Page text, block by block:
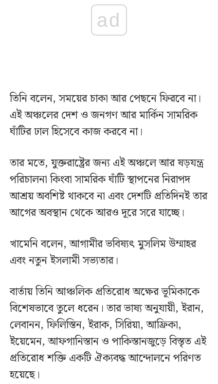
ad
তিনি বলেন, সময়ের চাকা আর পেছনে ফিরবে না।
এই অঞ্চলের দেশ ও জনগণ আর মার্কিন সামরিক
ঘাঁটির ঢাল হিসেবে কাজ করবে না।
তার মতে, যুক্তরাষ্ট্রের জন্য এই অঞ্চলে আর ষড়যন্ত্র
পরিচালনা কিংবা সামরিক ঘাঁটি স্থাপনের নিরাপদ
আশ্রয় অবশিষ্ট থাকবে না এবং দেশটি প্রতিদিনই তার
আগের অবস্থান থেকে আরও দূরে সরে যাচ্ছে।
খামেনি বলেন, আগামীর ভবিষ্যৎ মুসলিম উম্মাহর
এবং নতুন ইসলামী সভ্যতার।
বার্তায় তিনি আঞ্চলিক প্রতিরোধ অক্ষের ভূমিকাকে
বিশেষভাবে তুলে ধরেন। তার ভাষ্য অনুযায়ী, ইরান,
লেবানন, ফিলিস্তিন, ইরাক, সিরিয়া, আফ্রিকা,
ইয়েমেন, আফগানিস্তান ও পাকিস্তানজুড়ে বিস্তৃত এই
প্রতিরোধ শক্তি একটি ঐক্যবদ্ধ আন্দোলনে পরিণত
হয়েছে।